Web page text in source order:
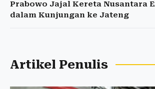
Prabowo Jajal Kereta Nusantara
dalam Kunjungan ke Jateng
Artikel Penulis